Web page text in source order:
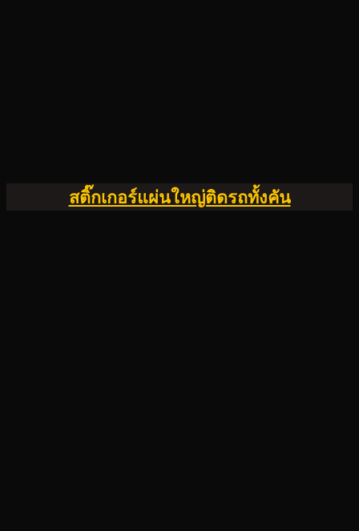
สติ๊กเกอร์แผ่นใหญ่ติดรถทั้งคัน